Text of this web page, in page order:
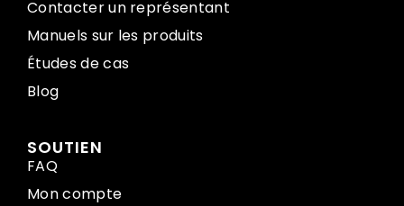
Contacter un représentant
Manuels sur les produits
Études de cas
Blog
SOUTIEN
FAQ
Mon compte